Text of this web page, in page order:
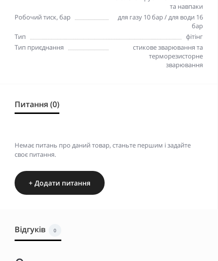
та навпаки
Робочий тиск, бар
для газу 10 бар / для води 16
бар
Тип
фітінг
Тип приєднання
стикове зварювання та
терморезисторне
зварювання
Питання (0)
Немає питань про даний товар, станьте першим і задайте
своє питання.
+ Додати питання
Відгуків 0